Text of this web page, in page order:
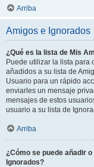
Arriba
Amigos e Ignorados
¿Qué es la lista de Mis
Puede utilizar la lista para
añadidos a su lista de
Usuario para un rápido
enviarles un mensaje
mensajes de estos
usuario a su lista de
Arriba
¿Cómo se puede añadir
Ignorados?